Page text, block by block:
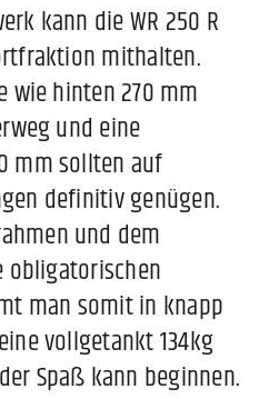
kann die WR 250 R
mithalten.
wie hinten 270 mm
und eine
mm sollten auf
definitiv genügen.
und dem
man somit in knapp
vollgetankt 134kg
Spaß kann beginnen.